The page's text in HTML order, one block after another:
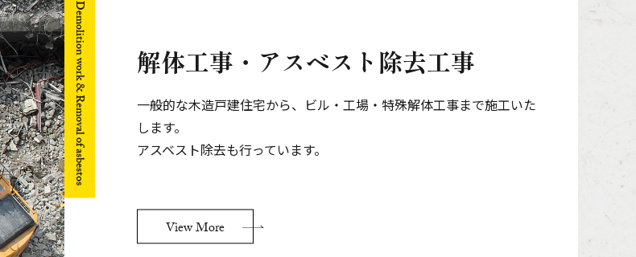
Demolition work & Removal of asbestos 解体工事・アスベスト除去工事
一般的な木造戸建住宅から、ビル・工場・特殊解体工事まで施工いた
します。
アスベスト除去も行っています。
View More